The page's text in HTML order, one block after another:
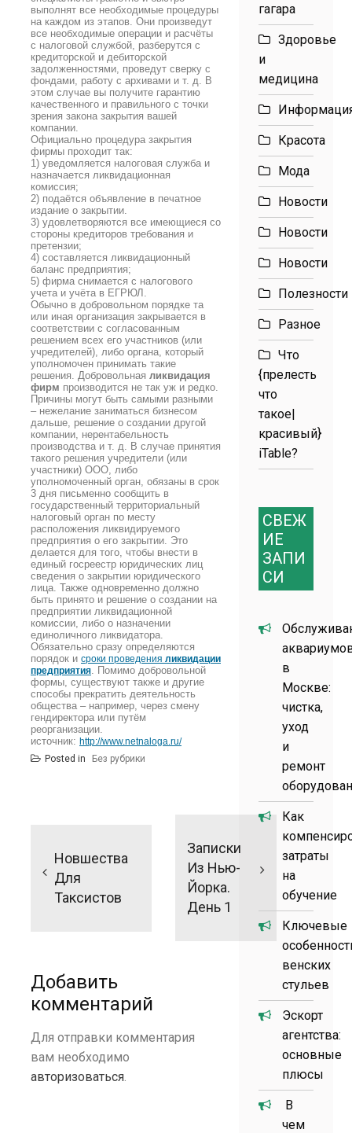
выполнят все необходимые процедуры
на каждом из этапов. Они произведут
все необходимые операции и расчёты
с налоговой службой, разберутся с
кредиторской и дебиторской
задолженностями, проведут сверку с
фондами, работу с архивами и т. д. В
этом случае вы получите гарантию
качественного и правильного с точки
зрения закона закрытия вашей
компании.
Официально процедура закрытия
фирмы проходит так:
1) уведомляется налоговая служба и
назначается ликвидационная
комиссия;
2) подаётся объявление в печатное
издание о закрытии.
3) удовлетворяются все имеющиеся со
стороны кредиторов требования и
претензии;
4) составляется ликвидационный
баланс предприятия;
5) фирма снимается с налогового
учета и учёта в ЕГРЮЛ.
Обычно в добровольном порядке та
или иная организация закрывается в
соответствии с согласованным
решением всех его участников (или
учредителей), либо органа, который
уполномочен принимать такие
решения. Добровольная ликвидация
фирм производится не так уж и редко.
Причины могут быть самыми разными
– нежелание заниматься бизнесом
дальше, решение о создании другой
компании, нерентабельность
производства и т. д. В случае принятия
такого решения учредители (или
участники) ООО, либо
уполномоченный орган, обязаны в срок
3 дня письменно сообщить в
государственный территориальный
налоговый орган по месту
расположения ликвидируемого
предприятия о его закрытии. Это
делается для того, чтобы внести в
единый госреестр юридических лиц
сведения о закрытии юридического
лица. Также одновременно должно
быть принято и решение о создании на
предприятии ликвидационной
комиссии, либо о назначении
единоличного ликвидатора.
Обязательно сразу определяются
порядок и сроки проведения ликвидации
предприятия. Помимо добровольной
формы, существуют также и другие
способы прекратить деятельность
общества – например, через смену
гендиректора или путём
реорганизации.
источник: http://www.netnaloga.ru/
Posted in
Без рубрики
записям
Новшества
Для
Таксистов
Записки
Из Нью-
Йорка.
День 1
Добавить
комментарий
Для отправки комментария
вам необходимо
авторизоваться.
гагара
Здоровье
и
медицина
Красота
Мода
Новости
Новости
Новости
Полезности
Разное
Что
{прелесть
что
такое|
красивый}
iTable?
СВЕЖ
ИЕ
ЗАПИ
СИ
в
Москве:
чистка,
уход
и
ремонт
Как
затраты
на
обучение
Ключевые
венских
стульев
Эскорт
агентства:
основные
плюсы
В
чем